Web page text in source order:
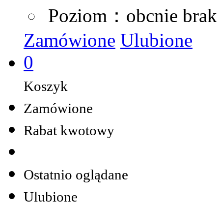
Poziom：obcnie brak
Zamówione Ulubione
0
Koszyk
Zamówione
Rabat kwotowy
Ostatnio oglądane
Ulubione